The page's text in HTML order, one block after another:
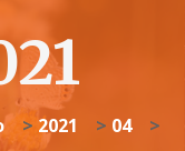
> 2021 > 04
>